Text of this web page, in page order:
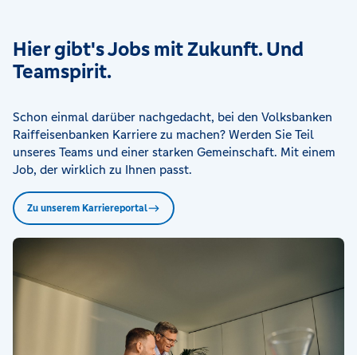
Hier gibt's Jobs mit Zukunft. Und
Teamspirit.
Schon einmal darüber nachgedacht, bei den Volksbanken
Raiffeisenbanken Karriere zu machen? Werden Sie Teil
unseres Teams und einer starken Gemeinschaft. Mit einem
Job, der wirklich zu Ihnen passt.
Zu unserem Karriereportal